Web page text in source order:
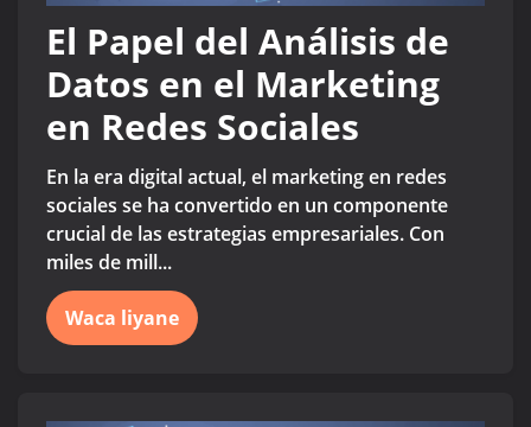
El Papel del Análisis de
Datos en el Marketing
en Redes Sociales
En la era digital actual, el marketing en redes
sociales se ha convertido en un componente
crucial de las estrategias empresariales. Con
miles de mill...
Waca liyane